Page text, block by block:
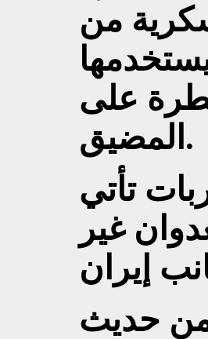
من
على
المضيق.
تأتي
غير
حديث